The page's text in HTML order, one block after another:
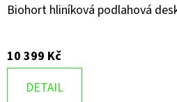
Biohort hliníková podlahová
10 399 Kč
DETAIL